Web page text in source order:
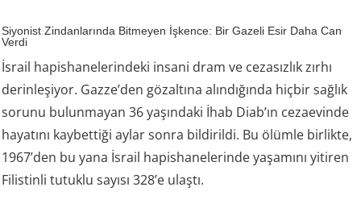
Siyonist Zindanlarında Bitmeyen İşkence: Bir Gazeli Esir Daha Can
Verdi
İsrail hapishanelerindeki insani dram ve cezasızlık zırhı
derinleşiyor. Gazze’den gözaltına alındığında hiçbir sağlık
sorunu bulunmayan 36 yaşındaki İhab Diab’ın cezaevinde
hayatını kaybettiği aylar sonra bildirildi. Bu ölümle birlikte,
1967’den bu yana İsrail hapishanelerinde yaşamını yitiren
Filistinli tutuklu sayısı 328’e ulaştı.